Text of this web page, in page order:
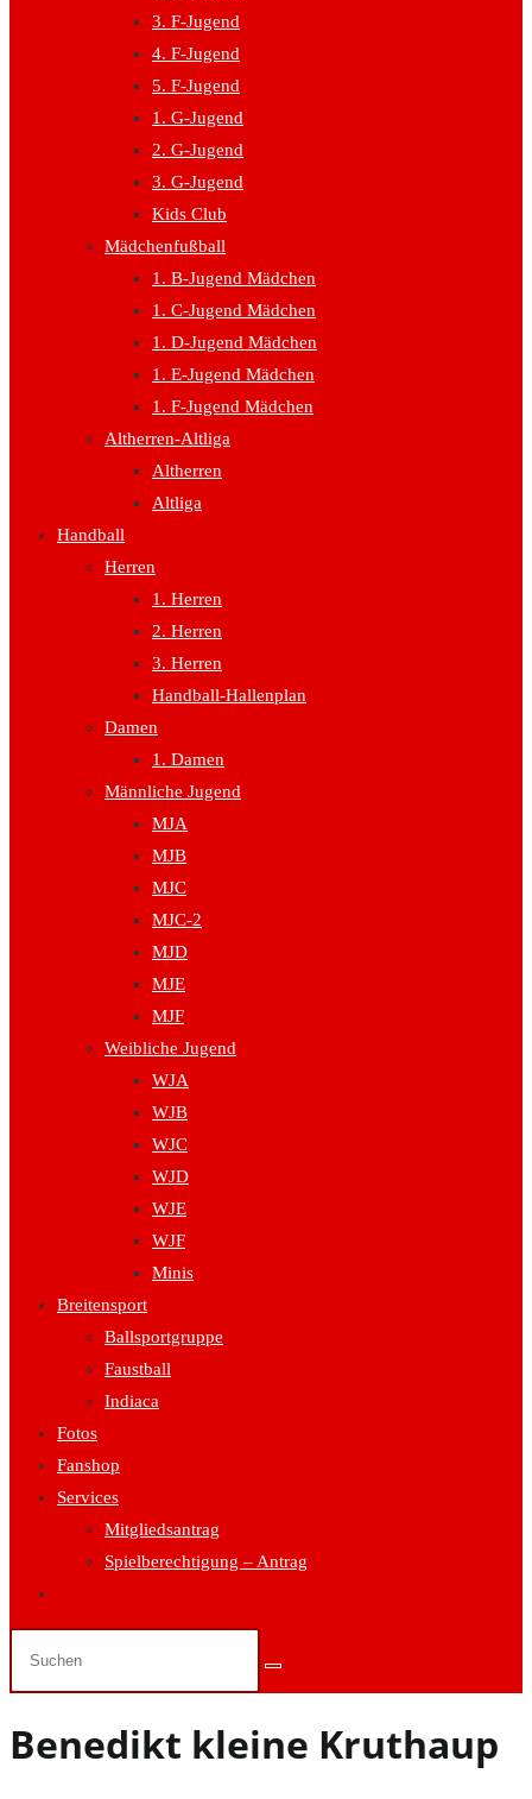
3. F-Jugend
4. F-Jugend
5. F-Jugend
1. G-Jugend
2. G-Jugend
3. G-Jugend
Kids Club
Mädchenfußball
1. B-Jugend Mädchen
1. C-Jugend Mädchen
1. D-Jugend Mädchen
1. E-Jugend Mädchen
1. F-Jugend Mädchen
Altherren-Altliga
Altherren
Altliga
Handball
Herren
1. Herren
2. Herren
3. Herren
Handball-Hallenplan
Damen
1. Damen
Männliche Jugend
MJA
MJB
MJC
MJC-2
MJD
MJE
MJF
Weibliche Jugend
WJA
WJB
WJC
WJD
WJE
WJF
Minis
Breitensport
Ballsportgruppe
Faustball
Indiaca
Fotos
Fanshop
Services
Mitgliedsantrag
Spielberechtigung – Antrag
Suche
umschalten
Benedikt kleine Kruthaup